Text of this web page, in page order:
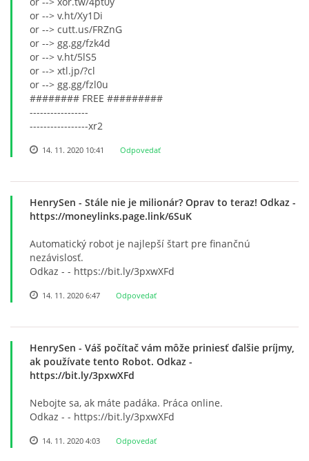
or --> v.ht/Xy1Di
or --> cutt.us/FRZnG
or --> gg.gg/fzk4d
or --> v.ht/5lS5
or --> xtl.jp/?cl
or --> gg.gg/fzl0u
######## FREE #########
-----------------
-----------------xr2
14. 11. 2020 10:41 Odpovedať
HenrySen - Stále nie je milionár? Oprav to teraz! Odkaz -
https://moneylinks.page.link/6SuK
Automatický robot je najlepší štart pre finančnú
nezávislosť.
Odkaz - - https://bit.ly/3pxwXFd
14. 11. 2020 6:47 Odpovedať
HenrySen - Váš počítač vám môže priniesť ďalšie príjmy,
ak používate tento Robot. Odkaz -
https://bit.ly/3pxwXFd
Nebojte sa, ak máte padáka. Práca online.
Odkaz - - https://bit.ly/3pxwXFd
14. 11. 2020 4:03 Odpovedať